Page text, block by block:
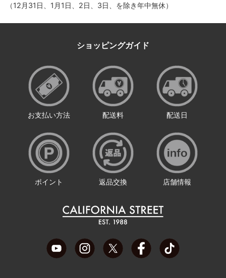
（12月31日、1月1日、2日、3日、を除き年中無休）
ショッピングガイド
お支払い方法 配送料 配送日
ポイント 返品交換 店舗情報